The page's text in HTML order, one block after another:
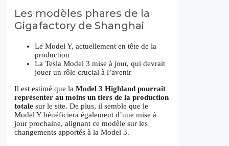
Les modèles phares de la
Gigafactory de Shanghai
Le Model Y, actuellement en tête de la
production
La Tesla Model 3 mise à jour, qui devrait
jouer un rôle crucial à l’avenir
Il est estimé que la Model 3 Highland pourrait
représenter au moins un tiers de la production
totale sur le site. De plus, il semble que le
Model Y bénéficiera également d’une mise à
jour prochaine, alignant ce modèle sur les
changements apportés à la Model 3.